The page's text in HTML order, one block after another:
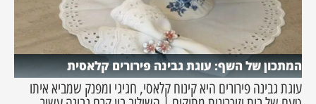
המתכון של השף: עוגת גבינה פירורים קלאסית
עוגת גבינה פירורים היא קינוח קלאסי, חגיגי ומפנק שמביא איתו